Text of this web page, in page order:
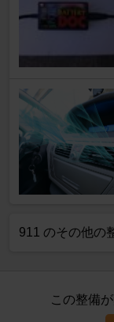
911 のその他の
この整備